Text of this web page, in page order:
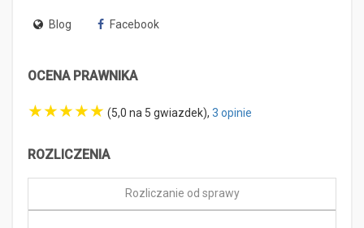
Blog Facebook
OCENA PRAWNIKA
★★★★★ (5,0 na 5 gwiazdek), 3 opinie
ROZLICZENIA
Rozliczanie od sprawy